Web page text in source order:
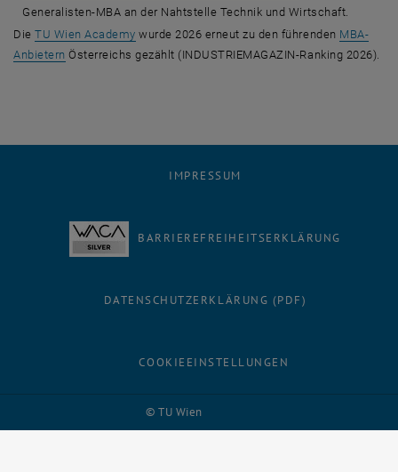
Generalisten-MBA an der Nahtstelle Technik und Wirtschaft.
DieTU Wien Academy, öffnet eine externe URL in einem neuen
wurde 2026 erneut zu den führenden MBA-
Anbietern Österreichs gezählt (INDUSTRIEMAGAZIN-Ranking 2026).
© TU Wien
IMPRESSUM
BARRIEREFREIHEITSERKLÄRUNG
DATENSCHUTZERKLÄRUNG (PDF)
COOKIEEINSTELLUNGEN